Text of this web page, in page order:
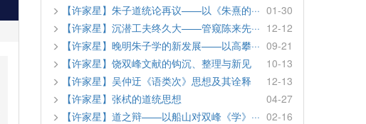
【许家星】朱子道统论再议——以《朱熹的··· 01-30
【许家星】沉潜工夫终久大——管窥陈来先··· 12-12
【许家星】晚明朱子学的新发展——以高攀··· 09-21
【许家星】饶双峰文献的钩沉、整理与新见
10-13
【许家星】吴仲迂《语类次》思想及其诠释
12-13
【许家星】张栻的道统思想
04-27
【许家星】道之辩——以船山对双峰《学》··· 02-16